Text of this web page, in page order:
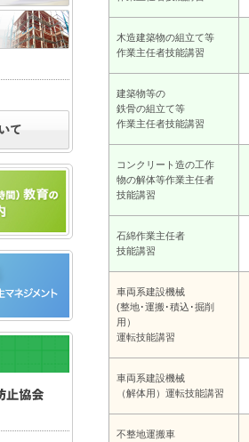
木造建築物の組立て等
作業主任者技能講習
建築物等の
鉄骨の組立て等
作業主任者技能講習
コンクリート造の工作
物の解体等作業主任者
技能講習
石綿作業主任者
技能講習
車両系建設機械
(整地･運搬･積込･掘削
用）
運転技能講習
車両系建設機械
（解体用）運転技能講習
不整地運搬車